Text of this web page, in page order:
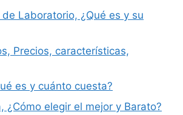
Laboratorio, ¿Qué es y su
Precios, características,
es y cuánto cuesta?
¿Cómo elegir el mejor y Barato?